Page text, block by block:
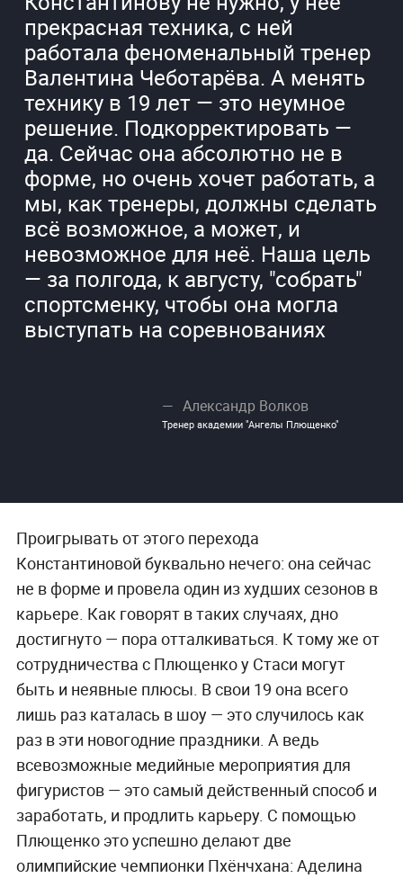
прекрасная техника, с ней
работала феноменальный тренер
Валентина Чеботарёва. А менять
технику в 19 лет — это неумное
решение. Подкорректировать —
да. Сейчас она абсолютно не в
форме, но очень хочет работать, а
мы, как тренеры, должны сделать
всё возможное, а может, и
невозможное для неё. Наша цель
— за полгода, к августу, "собрать"
спортсменку, чтобы она могла
выступать на соревнованиях
Александр Волков
Тренер академии "Ангелы Плющенко"
Проигрывать от этого перехода
Константиновой буквально нечего: она сейчас
не в форме и провела один из худших сезонов в
карьере. Как говорят в таких случаях, дно
достигнуто — пора отталкиваться. К тому же от
сотрудничества с Плющенко у Стаси могут
быть и неявные плюсы. В свои 19 она всего
лишь раз каталась в шоу — это случилось как
раз в эти новогодние праздники. А ведь
всевозможные медийные мероприятия для
фигуристов — это самый действенный способ и
заработать, и продлить карьеру. С помощью
Плющенко это успешно делают две
олимпийские чемпионки Пхёнчхана: Аделина